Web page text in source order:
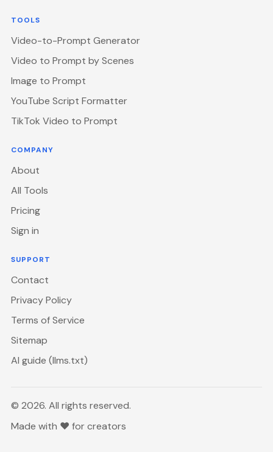
TOOLS
Video-to-Prompt Generator
Video to Prompt by Scenes
Image to Prompt
YouTube Script Formatter
TikTok Video to Prompt
COMPANY
About
All Tools
Pricing
Sign in
SUPPORT
Contact
Privacy Policy
Terms of Service
Sitemap
AI guide (llms.txt)
© 2026. All rights reserved.
Made with ♥ for creators